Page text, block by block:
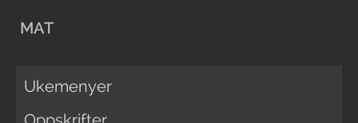
MAT
Ukemenyer